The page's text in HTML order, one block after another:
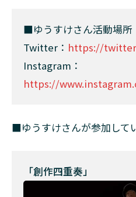
■ゆうすけさん活動場所
Twitter： https://
Instagram：
https://
■ゆうすけさんが参加して
「創作四重奏」